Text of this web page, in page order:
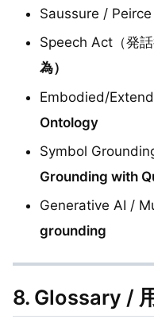
Saussure / Peirce
Speech Act（発
為）
Embodied/
Ontology
Symbol
Grounding with
Generative AI /
grounding
8. Glossary /